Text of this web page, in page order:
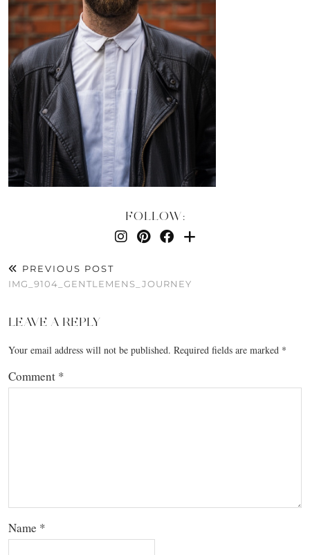
FOLLOW:
PREVIOUS POST
IMG_9104_GENTLEMENS_JOURNEY
LEAVE A REPLY
Your email address will not be published. Required fields are marked *
Comment *
Name *